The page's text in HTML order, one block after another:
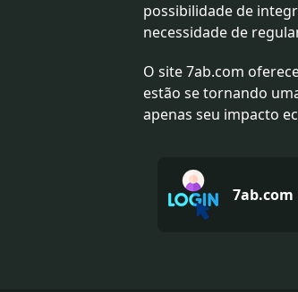
possibilidade de
necessidade de
O site 7ab.com
estão se tornando
apenas seu impacto
7ab.com